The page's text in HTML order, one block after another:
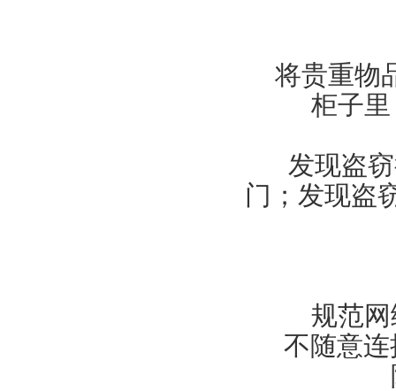
将贵重物
柜子
发现盗
门；发现盗
规范
不随意